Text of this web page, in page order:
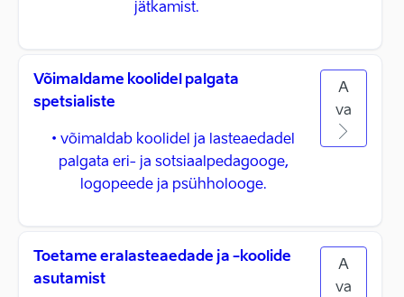
jätkamist.
Võimaldame koolidel palgata
spetsialiste
• võimaldab koolidel ja lasteaedadel
palgata eri- ja sotsiaalpedagooge,
logopeede ja psühholooge.
A
va
Toetame eralasteaedade ja -koolide
asutamist
A
va